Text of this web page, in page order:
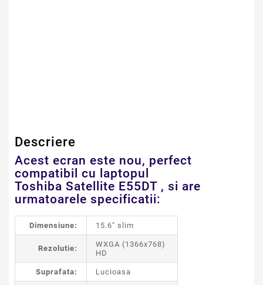
Descriere
Acest ecran este nou, perfect
compatibil cu laptopul
Toshiba Satellite E55DT , si are
urmatoarele specificatii:
Dimensiune: 15.6" slim
Rezolutie:
WXGA (1366x768)
HD
Suprafata: Lucioasa